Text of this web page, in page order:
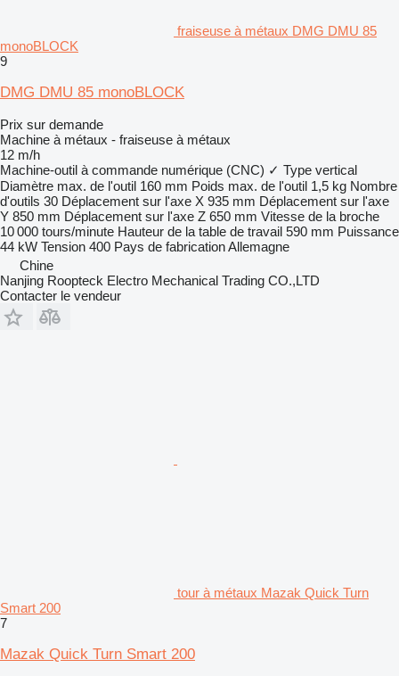
fraiseuse à métaux DMG DMU 85
monoBLOCK
9
DMG DMU 85 monoBLOCK
Prix sur demande
Machine à métaux - fraiseuse à métaux
12 m/h
Machine-outil à commande numérique (CNC) ✓ Type vertical
Diamètre max. de l'outil 160 mm Poids max. de l'outil 1,5 kg Nombre
d'outils 30 Déplacement sur l'axe X 935 mm Déplacement sur l'axe
Y 850 mm Déplacement sur l'axe Z 650 mm Vitesse de la broche
10 000 tours/minute Hauteur de la table de travail 590 mm Puissance
44 kW Tension 400 Pays de fabricationAllemagne
Chine
Nanjing Roopteck Electro Mechanical Trading CO.,LTD
Contacter le vendeur
tour à métaux Mazak Quick Turn
Smart 200
7
Mazak Quick Turn Smart 200